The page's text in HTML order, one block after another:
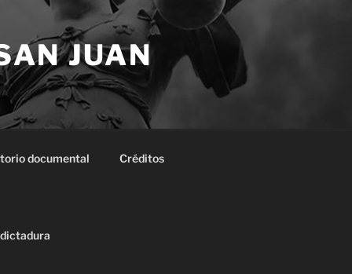
JUAN
documental Créditos